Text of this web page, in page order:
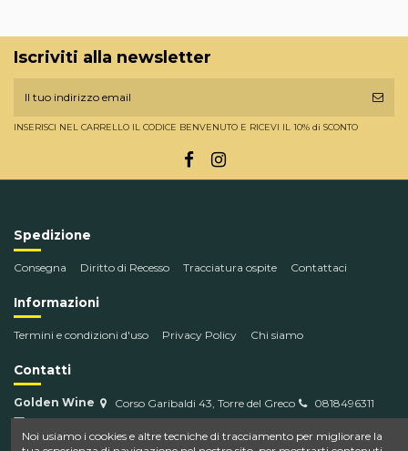
Iscriviti alla newsletter
INSERISCI NEL CARRELLO IL CODICE BENVENUTO E RICEVI IL 10% di SCONTO
Spedizione
Consegna Diritto di Recesso Tracciatura ospite Contattaci
Informazioni
Termini e condizioni d'uso Privacy Policy Chi siamo
Contatti
Golden Wine Corso Garibaldi 43, Torre del Greco
0818496311
info@goldenwine.com
Noi usiamo i cookies e altre tecniche di tracciamento per migliorare la